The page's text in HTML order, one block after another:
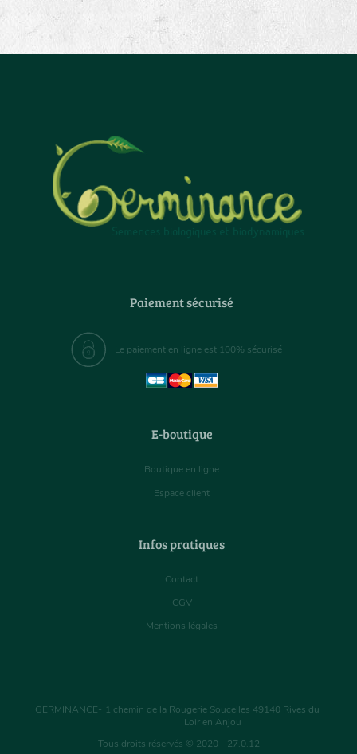
Paiement sécurisé
Le paiement en ligne est 100% sécurisé
E-boutique
Boutique en ligne
Espace client
Infos pratiques
Contact
CGV
Mentions légales
GERMINANCE- 1 chemin de la Rougerie Soucelles 49140 Rives du
Loir en Anjou
Tous droits réservés © 2020 - 27.0.12